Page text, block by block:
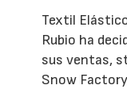
Textil
Rubio ha
sus ventas,
Snow